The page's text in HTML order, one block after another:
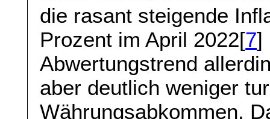
die rasant steigende
Prozent im April 2022[7]
Abwertungstrend
aber deutlich weniger
Währungsabkommen.